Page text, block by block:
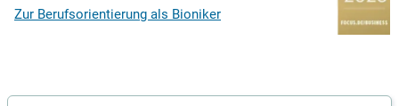
Zur Berufsorientierung als Bioniker